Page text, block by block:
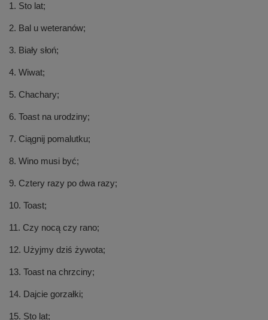
1. Sto lat;
2. Bal u weteranów;
3. Biały słoń;
4. Wiwat;
5. Chachary;
6. Toast na urodziny;
7. Ciągnij pomalutku;
8. Wino musi być;
9. Cztery razy po dwa razy;
10. Toast;
11. Czy nocą czy rano;
12. Użyjmy dziś żywota;
13. Toast na chrzciny;
14. Dajcie gorzałki;
15. Sto lat;